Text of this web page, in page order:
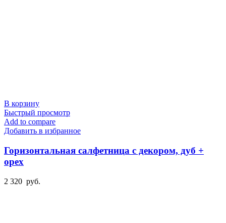
В корзину
Быстрый просмотр
Add to compare
Добавить в избранное
Горизонтальная салфетница с декором, дуб +
орех
2 320 руб.